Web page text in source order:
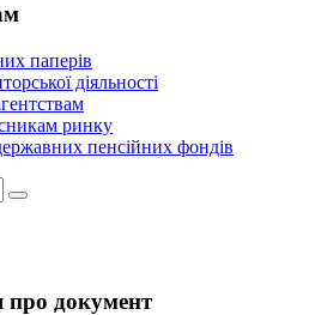
паперів
діяльності
ринку
пенсійних фондів
про документ